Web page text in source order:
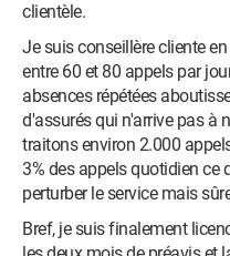
clientèle.
Je suis conseillère cliente
entre 60 et 80 appels par
absences répétées
d'assurés qui n'arrive pas à
traitons environ 2.000
3% des appels quotidien
perturber le service mais
Bref, je suis finalement